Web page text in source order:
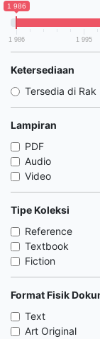
1 986
1 986 1 995
Ketersediaan
Tersedia di Rak
Lampiran
PDF
Audio
Video
Tipe Koleksi
Reference
Textbook
Fiction
Format Fisik
Text
Art Original